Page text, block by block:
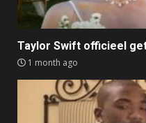
Taylor Swift officieel
1 month ago